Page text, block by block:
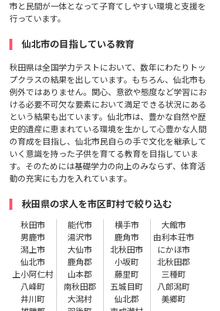
市と民間が一体となって子育てしやすい環境と支援を
行っています。
仙北市の目指している教育
秋田県は全国学力テストにおいて、数年にわたりトッ
プクラスの結果を出しています。もちろん、仙北市も
例外ではありません。関心、意欲や態度など学習にお
ける必要不可欠な要素において満足できる状況にある
という結果も出ています。仙北市は、豊かな自然や歴
史的遺産に恵まれている環境を生かして心豊かな人間
の育成を目指し、仙北市民自らの手で文化を継承して
いく意識を持った子供を育てる教育を目指していま
す。そのためには基礎学力の向上のみならず、体育活
動の充実にも力を入れています。
秋田県の求人を市区町村で絞り込む
秋田市 能代市 横手市
大館市
男鹿市
湯沢市 鹿角市
由利本荘市
潟上市
大仙市 北秋田市
にかほ市
仙北市
鹿角郡 小坂町
北秋田郡
上小阿仁村
山本郡 藤里町
三種町
八峰町
南秋田郡 五城目町
八郎潟町
井川町
大潟村 仙北郡
美郷町